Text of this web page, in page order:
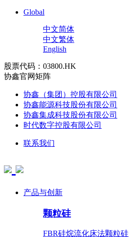
Global
中文简体
中文繁体
English
股票代码：03800.HK
协鑫官网矩阵
协鑫（集团）控股有限公司
协鑫能源科技股份有限公司
协鑫集成科技股份有限公司
时代数字控股有限公司
联系我们
产品与创新
颗粒硅
FBR硅烷流化床法颗粒硅